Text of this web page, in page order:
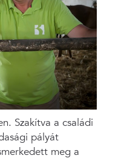
Szakítva a családi
pályát
meg a